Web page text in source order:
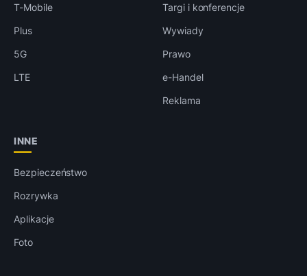
T-Mobile
Plus
5G
LTE
Targi i konferencje
Wywiady
Prawo
e-Handel
Reklama
INNE
Bezpieczeństwo
Rozrywka
Aplikacje
Foto